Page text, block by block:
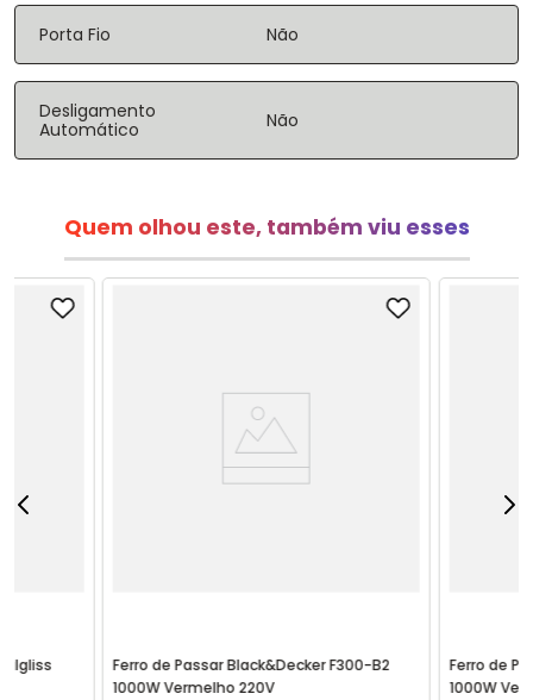
Porta Fio Não
Desligamento
Automático
Não
Quem olhou este, também viu esses
Ferro de Passar Black&Decker F300-B2
1000W Vermelho 220V
Ferro de
1000W